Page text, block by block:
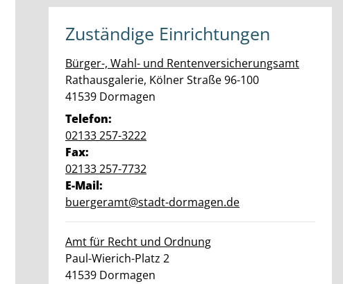
Zuständige Einrichtungen
Bürger-, Wahl- und Rentenversicherungsamt
Straße:
Rathausgalerie, Kölner StraßeHausnummer:
96-100
PLZ:
41539 Ort:
Dormagen
Telefon:
02133 257-3222
Fax:
02133 257-7732
E-Mail:
buergeramt@stadt-dormagen.de
Amt für Recht und Ordnung
Straße:
Paul-Wierich-Platz Hausnummer:
2
PLZ:
41539 Ort:
Dormagen